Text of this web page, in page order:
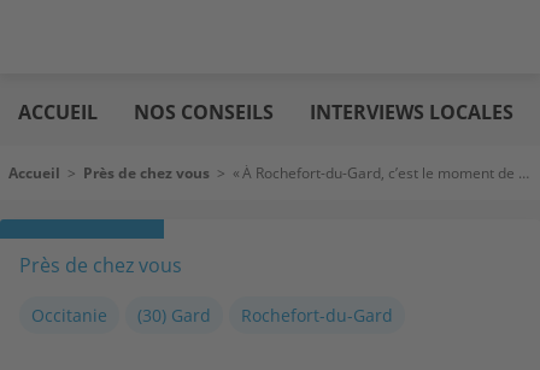
au
contenu
immo
ACCUEIL NOS CONSEILS INTERVIEWS LOCALES
Fil d'Ariane
Accueil > Près de chez vous > « À Rochefort-du-Gard, c’est le moment de vendre avant que les taux augmentent »
Près de chez vous
Occitanie (30) Gard Rochefort-du-Gard